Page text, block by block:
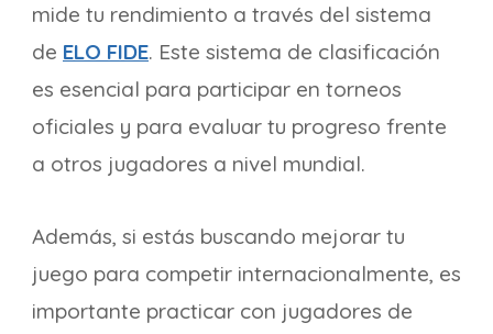
mide tu rendimiento a través del sistema
de ELO FIDE. Este sistema de clasificación
es esencial para participar en torneos
oficiales y para evaluar tu progreso frente
a otros jugadores a nivel mundial.
Además, si estás buscando mejorar tu
juego para competir internacionalmente, es
importante practicar con jugadores de